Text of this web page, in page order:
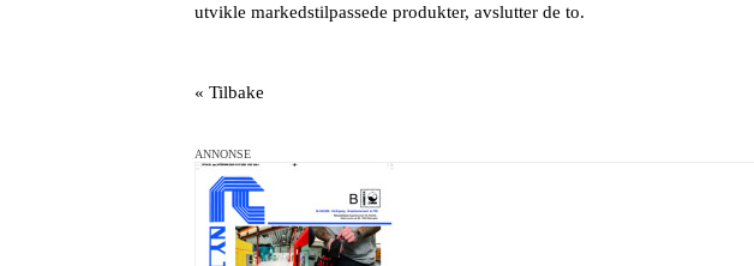
utvikle markedstilpassede produkter, avslutter de to.
« Tilbake
ANNONSE